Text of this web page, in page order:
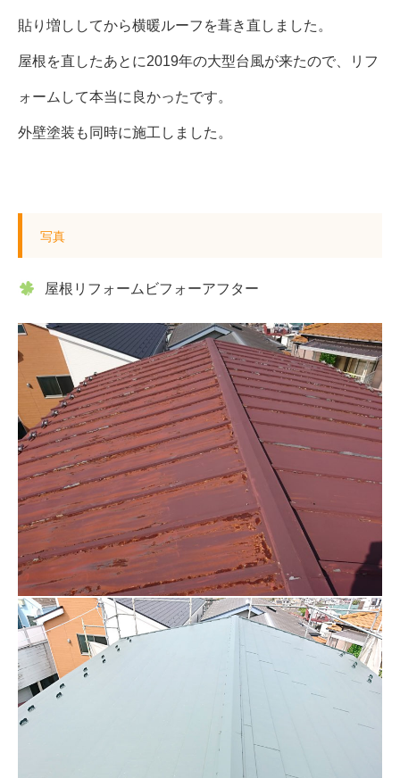
貼り増ししてから横暖ルーフを葺き直しました。
屋根を直したあとに2019年の大型台風が来たので、リフ
ォームして本当に良かったです。
外壁塗装も同時に施工しました。
写真
屋根リフォームビフォーアフター